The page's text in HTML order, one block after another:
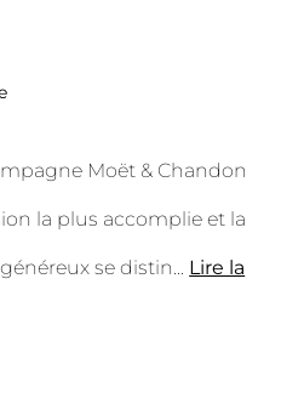
Moët & Chandon
la plus accomplie et la
se distin... Lire la